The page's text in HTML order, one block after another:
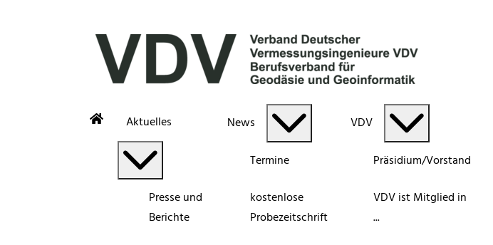
Aktuelles
Presse und
Berichte
News
Termine
kostenlose
Probezeitschrift
VDV
Präsidium/Vorstand
VDV ist Mitglied in
...